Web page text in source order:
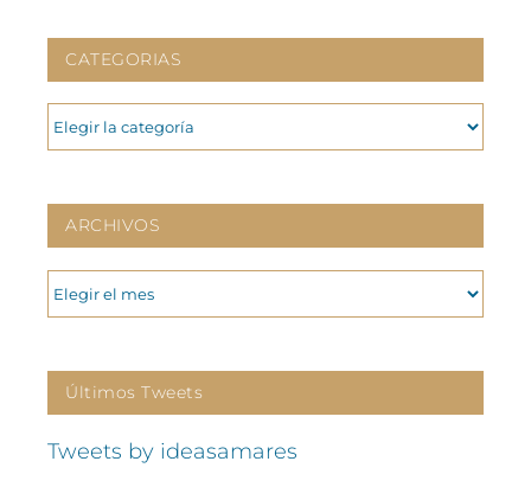
CATEGORIAS
CATEGORIAS
ARCHIVOS
ARCHIVOS
Últimos Tweets
Tweets by ideasamares